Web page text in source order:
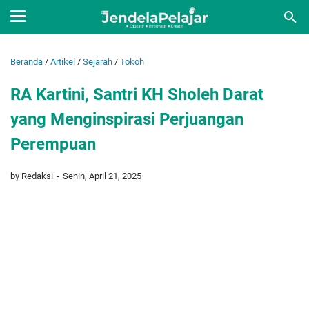
Beranda / Artikel / Sejarah / Tokoh
RA Kartini, Santri KH Sholeh Darat
yang Menginspirasi Perjuangan
Perempuan
by Redaksi Senin, April 21, 2025